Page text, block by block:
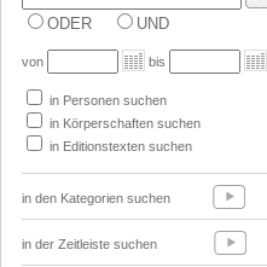
ODER UND
von bis
in Personen suchen
in Körperschaften suchen
in Editionstexten suchen
in den Kategorien suchen
in der Zeitleiste suchen